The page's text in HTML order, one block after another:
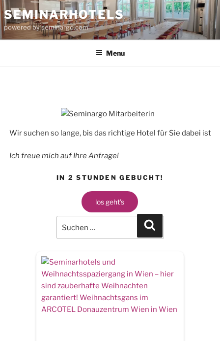
Skip
to
content
SEMINARHOTELS
powered by seminargo.com
Menu
Wir suchen so lange, bis das richtige Hotel für Sie dabei ist
Ich freue mich auf Ihre Anfrage!
IN 2 STUNDEN GEBUCHT!
los geht's
Search
for: